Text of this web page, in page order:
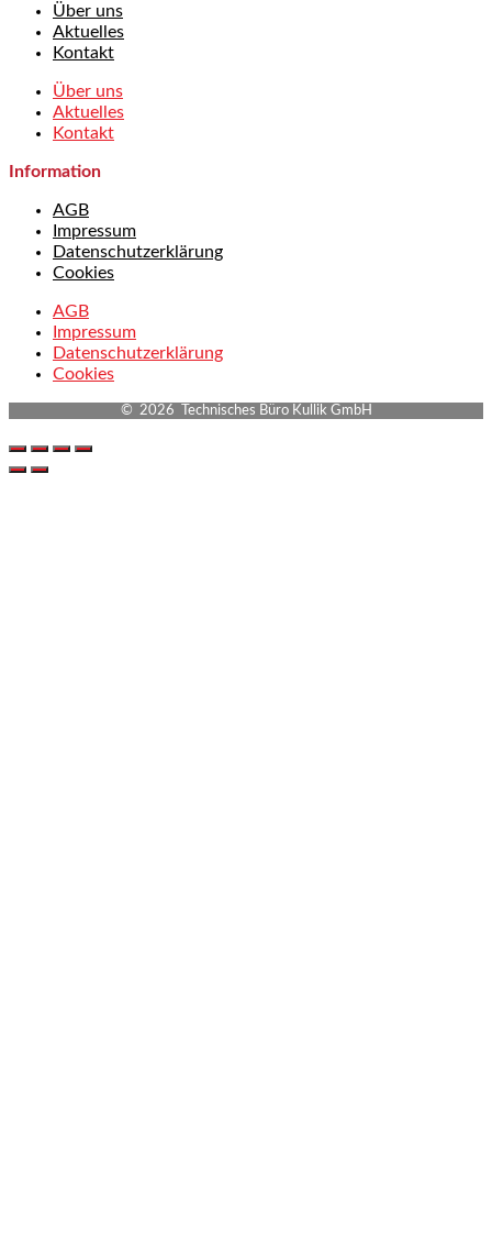
Über uns
Aktuelles
Kontakt
Über uns
Aktuelles
Kontakt
Information
AGB
Impressum
Datenschutzerklärung
Cookies
AGB
Impressum
Datenschutzerklärung
Cookies
© 2026 Technisches Büro Kullik GmbH